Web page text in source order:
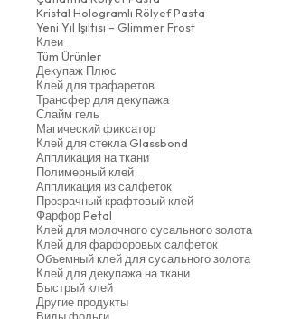
Kristal Hologramlı Rölyef Pasta
Yeni Yıl Işıltısı – Glimmer Frost
Клеи
Tüm Ürünler
Декупаж Плюс
Клей для трафаретов
Трансфер для декупажа
Слайм гель
Магический фиксатор
Клей для стекла Glassbond
Аппликация на ткани
Полимерный клей
Аппликация из салфеток
Прозрачный крафтовый клей
Фарфор Petal
Клей для молочного сусального золота
Клей для фарфоровых салфеток
Объемный клей для сусального золота
Клей для декупажа на ткани
Быстрый клей
Другие продукты